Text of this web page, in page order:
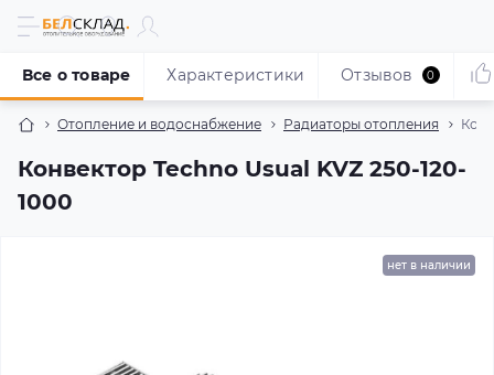
Отопление и водоснабжение Радиаторы отопления
Конвектор Techno Usual KVZ 250-120-
1000
Все о товаре Характеристики Отзывов 0
нет в наличии